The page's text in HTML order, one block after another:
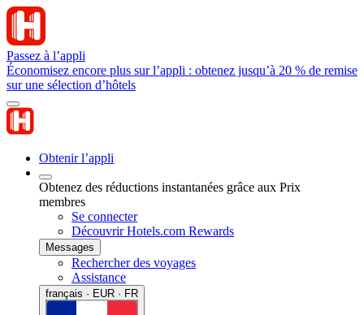
Passez à l’appli
Économisez encore plus sur l’appli : obtenez jusqu’à 20 % de remise
sur une sélection d’hôtels
Obtenir l’appli
Obtenez des réductions instantanées grâce aux Prix
membres
Se connecter
Découvrir Hotels.com Rewards
Messages
Rechercher des voyages
Assistance
français · EUR · FR